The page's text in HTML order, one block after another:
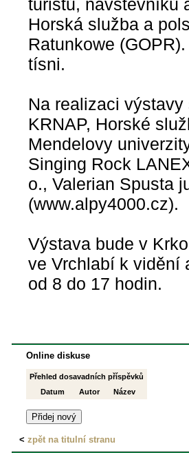
turistů, návštěvníků
Horská služba a
Ratunkowe
tísni.
Na realizaci
KRNAP, Horské
Mendelovy
Singing Rock
o., Valerian Spusta
(www.alpy4000.cz).
Výstava bude v
ve Vrchlabí k vidění
od 8 do 17 hodin.
Online diskuse
Přehled dosavadních příspěvků
Datum
Autor Název
< zpět na titulní stranu